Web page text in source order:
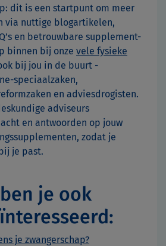
dit is een startpunt om meer
via nuttige blogartikelen,
en betrouwbare supplement-
binnen bij onze vele fysieke
bij jou in de buurt -
speciaalzaken,
en adviesdrogisten.
adviseurs
en antwoorden op jouw
zodat je
je past.
je ook
je zwangerschap?